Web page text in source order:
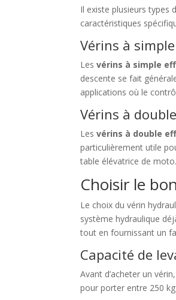
Il existe plusieurs types
caractéristiques
Vérins à
Lesvérins à simple
descente se fait
applications où le
Vérins à
Lesvérins à double
particulièrement utile
table élévatrice de
Choisir le
Le choix du vérin
système hydraulique
tout en fournissant un
Capacité de
Avant d’acheter un
pour porter entre 250